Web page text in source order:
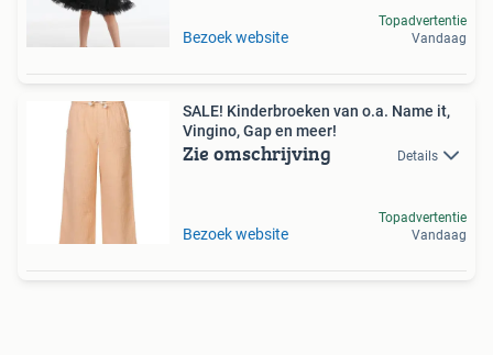
Bezoek website
Topadvertentie
Vandaag
SALE! Kinderbroeken van o.a. Name it,
Vingino, Gap en meer!
Zie omschrijving Details
Bezoek website
Topadvertentie
Vandaag